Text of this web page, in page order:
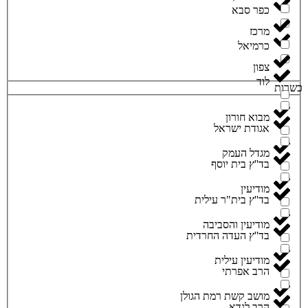
כפר סבא
כרמיאל
לוד
מבוא חורון
מגדל העמק
מודיעין
מודיעין והסביבה
מודיעין עילית
מושב קשת רמת הגולן
מרכז
צפון
כשרות
אגודת ישראל
בד''ץ בית יוסף
בד''ץ בית"ר עילית
בד''ץ העדה החרדית
הרב אפרתי